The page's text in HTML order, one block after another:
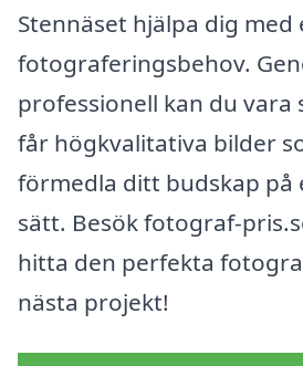
Stennäset hjälpa dig med
fotograferingsbehov.
professionell kan du vara
får högkvalitativa bilder
förmedla ditt budskap på
sätt. Besök fotograf-
hitta den perfekta
nästa projekt!